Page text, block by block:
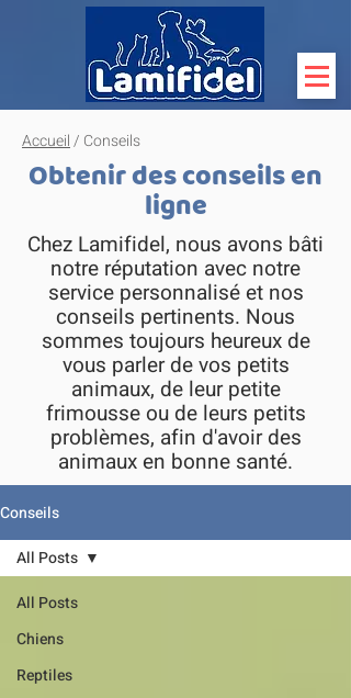
Accueil/ Conseils
Obtenir des conseils en
ligne
Chez Lamifidel, nous avons bâti
notre réputation avec notre
service personnalisé et nos
conseils pertinents. Nous
sommes toujours heureux de
vous parler de vos petits
animaux, de leur petite
frimousse ou de leurs petits
problèmes, afin d'avoir des
animaux en bonne santé.
Conseils
All Posts
Chiens
Reptiles
All Posts